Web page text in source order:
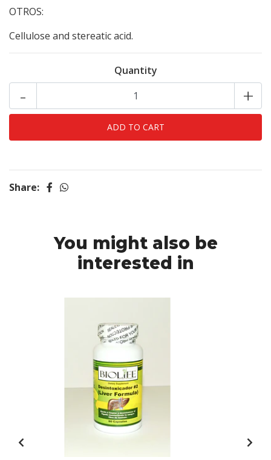
OTROS:
Cellulose and stereatic acid.
Quantity
- +
Share:
You might also be
interested in